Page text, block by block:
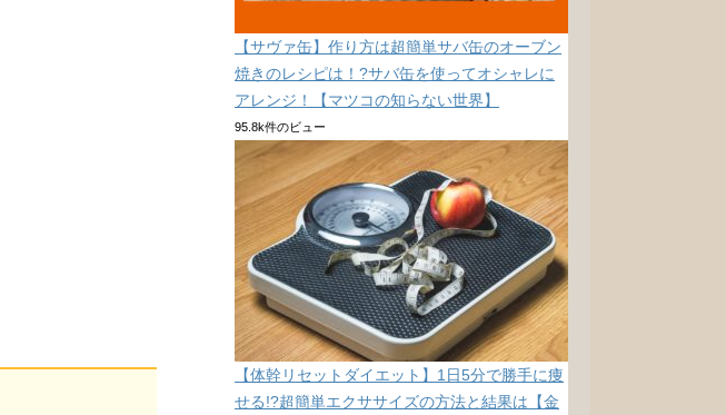
【サヴァ缶】作り方は超簡単サバ缶のオーブン
焼きのレシピは！?サバ缶を使ってオシャレに
アレンジ！【マツコの知らない世界】
95.8k件のビュー
【体幹リセットダイエット】1日5分で勝手に痩
せる!?超簡単エクササイズの方法と結果は【金